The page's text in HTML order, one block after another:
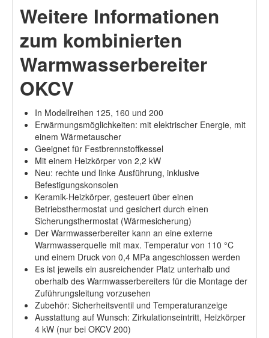
Weitere Informationen
zum kombinierten
Warmwasserbereiter
OKCV
In Modellreihen 125, 160 und 200
Erwärmungsmöglichkeiten: mit elektrischer Energie, mit
einem Wärmetauscher
Geeignet für Festbrennstoffkessel
Mit einem Heizkörper von 2,2 kW
Neu: rechte und linke Ausführung, inklusive
Befestigungskonsolen
Keramik-Heizkörper, gesteuert über einen
Betriebsthermostat und gesichert durch einen
Sicherungsthermostat (Wärmesicherung)
Der Warmwasserbereiter kann an eine externe
Warmwasserquelle mit max. Temperatur von 110 °C
und einem Druck von 0,4 MPa angeschlossen werden
Es ist jeweils ein ausreichender Platz unterhalb und
oberhalb des Warmwasserbereiters für die Montage der
Zuführungsleitung vorzusehen
Zubehör: Sicherheitsventil und Temperaturanzeige
Ausstattung auf Wunsch: Zirkulationseintritt, Heizkörper
4 kW (nur bei OKCV 200)